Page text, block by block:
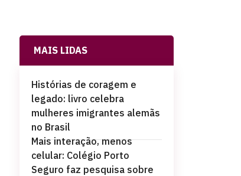
MAIS LIDAS
Histórias de coragem e
legado: livro celebra
mulheres imigrantes alemãs
no Brasil
Mais interação, menos
celular: Colégio Porto
Seguro faz pesquisa sobre